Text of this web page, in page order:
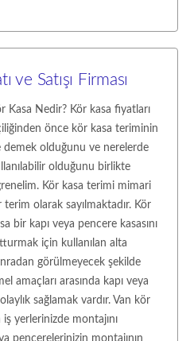
ve Satışı Firması
Kasa Nedir? Kör kasa fiyatları
önce kör kasa teriminin
demek olduğunu ve nerelerde
olduğunu birlikte
Kör kasa terimi mimari
terim olarak sayılmaktadır. Kör
bir kapı veya pencere kasasını
için kullanılan alta
görülmeyecek şekilde
amaçları arasında kapı veya
sağlamak vardır. Van kör
yerlerinizde montajını
pencerelerinizin montajının